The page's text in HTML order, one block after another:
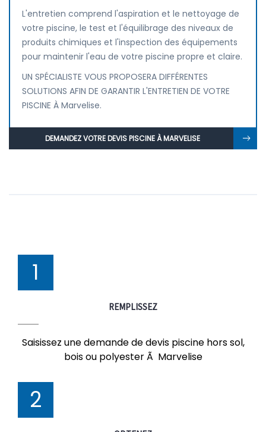
L'entretien comprend l'aspiration et le nettoyage de
votre piscine, le test et l'équilibrage des niveaux de
produits chimiques et l'inspection des équipements
pour maintenir l'eau de votre piscine propre et claire.
UN SPÉCIALISTE VOUS PROPOSERA DIFFÉRENTES
SOLUTIONS AFIN DE GARANTIR L'ENTRETIEN DE VOTRE
PISCINE À Marvelise.
DEMANDEZ VOTRE DEVIS PISCINE À MARVELISE
1
REMPLISSEZ
Saisissez une demande de devis piscine hors sol,
bois ou polyester Ã Marvelise
2